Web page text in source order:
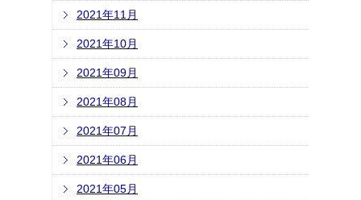
2021年11月
2021年10月
2021年09月
2021年08月
2021年07月
2021年06月
2021年05月